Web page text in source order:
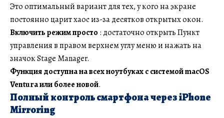
Это оптимальный вариант для тех, у кого на экране
постоянно царит хаос из-за десятков открытых окон.
Включить режим просто : достаточно открыть Пункт
управления в правом верхнем углу меню и нажать на
значок Stage Manager.
Функция доступна на всех ноутбуках с системой macOS
Ventura или более новой.
Полный контроль смартфона через iPhone
Mirroring